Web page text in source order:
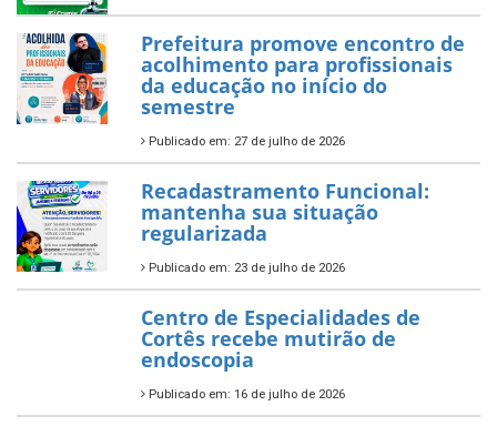
Prefeitura promove encontro de
acolhimento para profissionais
da educação no início do
semestre
Publicado em: 27 de julho de 2026
Recadastramento Funcional:
mantenha sua situação
regularizada
Publicado em: 23 de julho de 2026
Centro de Especialidades de
Cortês recebe mutirão de
endoscopia
Publicado em: 16 de julho de 2026